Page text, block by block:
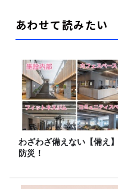
あわせて読みたい
わざわざ備えない【備え
防災！